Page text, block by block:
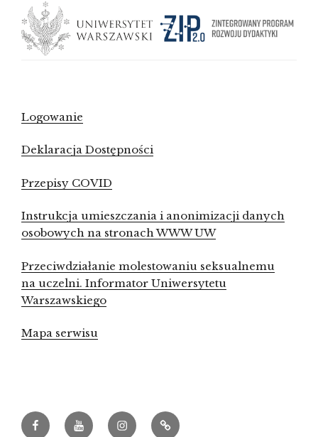
Logowanie
Deklaracja Dostępności
Przepisy COVID
Instrukcja umieszczania i anonimizacji danych
osobowych na stronach WWW UW
Przeciwdziałanie molestowaniu seksualnemu
na uczelni. Informator Uniwersytetu
Warszawskiego
Mapa serwisu
FacebookYoutubeInstagramArcheowieści.pl